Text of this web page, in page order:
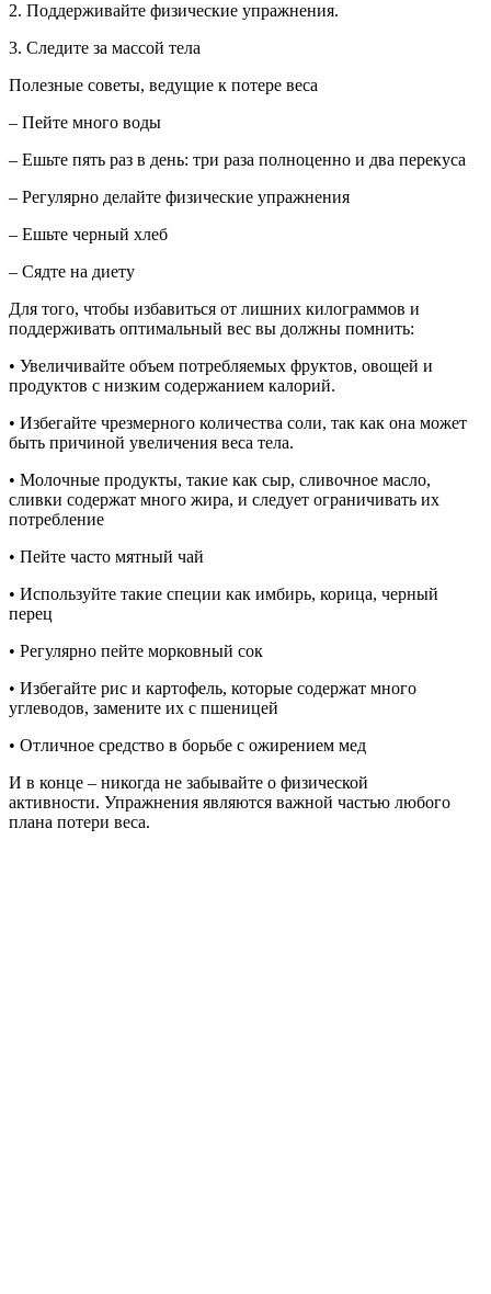
2. Поддерживайте физические упражнения.
3. Следите за массой тела
Полезные советы, ведущие к потере веса
– Пейте много воды
– Ешьте пять раз в день: три раза полноценно и два перекуса
– Регулярно делайте физические упражнения
– Ешьте черный хлеб
– Сядте на диету
Для того, чтобы избавиться от лишних килограммов и
поддерживать оптимальный вес вы должны помнить:
• Увеличивайте объем потребляемых фруктов, овощей и
продуктов с низким содержанием калорий.
• Избегайте чрезмерного количества соли, так как она может
быть причиной увеличения веса тела.
• Молочные продукты, такие как сыр, сливочное масло,
сливки содержат много жира, и следует ограничивать их
потребление
• Пейте часто мятный чай
• Используйте такие специи ​​как имбирь, корица, черный
перец
• Регулярно пейте морковный сок
• Избегайте рис и картофель, которые содержат много
углеводов, замените их с пшеницей
• Отличное средство в борьбе с ожирением мед
И в конце – никогда не забывайте о физической
активности. Упражнения являются важной частью любого
плана потери веса.